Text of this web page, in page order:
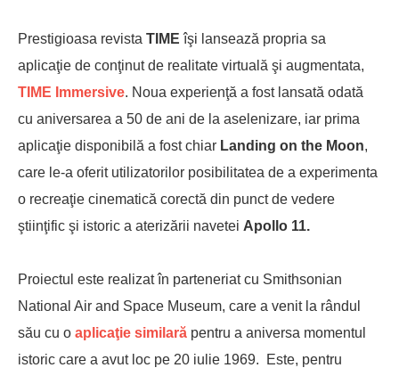
Prestigioasa revista TIME îşi lansează propria sa
aplicaţie de conţinut de realitate virtuală şi augmentata,
TIME Immersive. Noua experienţă a fost lansată odată
cu aniversarea a 50 de ani de la aselenizare, iar prima
aplicaţie disponibilă a fost chiar Landing on the Moon,
care le-a oferit utilizatorilor posibilitatea de a experimenta
o recreaţie cinematică corectă din punct de vedere
ştiinţific şi istoric a aterizării navetei Apollo 11.
Proiectul este realizat în parteneriat cu Smithsonian
National Air and Space Museum, care a venit la rândul
său cu o aplicaţie similară pentru a aniversa momentul
istoric care a avut loc pe 20 iulie 1969. Este, pentru